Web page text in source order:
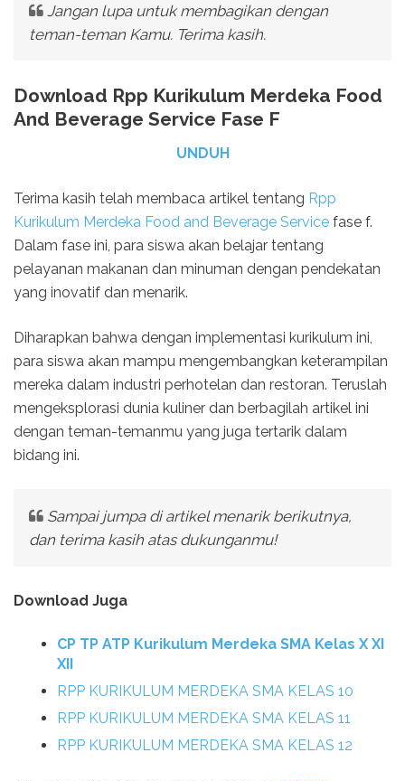
Jangan lupa untuk membagikan dengan
teman-teman Kamu. Terima kasih.
Download Rpp Kurikulum Merdeka Food
And Beverage Service Fase F
UNDUH
Terima kasih telah membaca artikel tentang Rpp
Kurikulum Merdeka Food and Beverage Service fase f.
Dalam fase ini, para siswa akan belajar tentang
pelayanan makanan dan minuman dengan pendekatan
yang inovatif dan menarik.
Diharapkan bahwa dengan implementasi kurikulum ini,
para siswa akan mampu mengembangkan keterampilan
mereka dalam industri perhotelan dan restoran. Teruslah
mengeksplorasi dunia kuliner dan berbagilah artikel ini
dengan teman-temanmu yang juga tertarik dalam
bidang ini.
Sampai jumpa di artikel menarik berikutnya,
dan terima kasih atas dukunganmu!
Download Juga
CP TP ATP Kurikulum Merdeka SMA Kelas X XI
XII
RPP KURIKULUM MERDEKA SMA KELAS 10
RPP KURIKULUM MERDEKA SMA KELAS 11
RPP KURIKULUM MERDEKA SMA KELAS 12